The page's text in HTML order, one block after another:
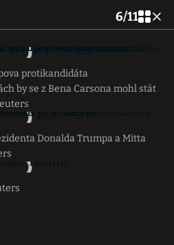
6/11
protikandidáta
by se z Bena Carsona mohl stát
Donalda Trumpa a Mitta